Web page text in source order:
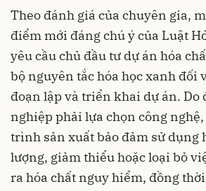
Theo đánh giá của chuyên gia,
điểm mới đáng chú ý của Luật
yêu cầu chủ đầu tư dự án hóa
bộ nguyên tắc hóa học xanh đối
đoạn lập và triển khai dự án. Do
nghiệp phải lựa chọn công
trình sản xuất bảo đảm sử dụng
lượng, giảm thiểu hoặc loại bỏ
ra hóa chất nguy hiểm, đồng